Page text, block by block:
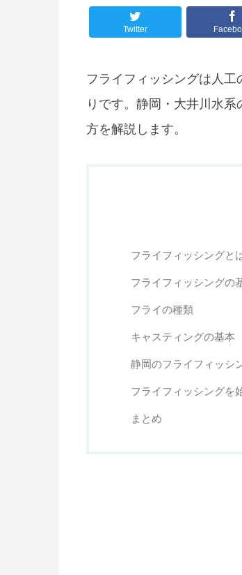
Twitter
フライフィッシングは人
りです。静岡・大井川水
方を解説します。
フライフィッシングと
フライフィッシングの
フライの種類
キャスティングの基本
静岡のフライフィッシ
フライフィッシングを
まとめ